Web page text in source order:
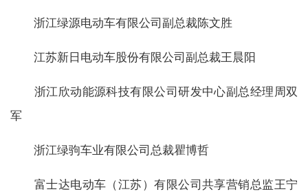
浙江绿源电动车有限公司副总裁陈文胜
江苏新日电动车股份有限公司副总裁王晨阳
浙江欣动能源科技有限公司研发中心副总经理周双
军
浙江绿驹车业有限公司总裁瞿博哲
富士达电动车（江苏）有限公司共享营销总监王宁